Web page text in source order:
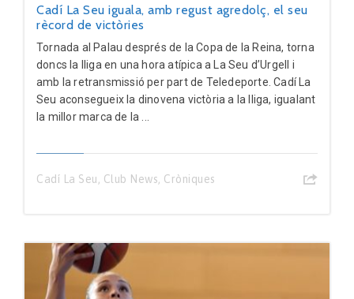
Cadí La Seu iguala, amb regust agredolç, el seu
rècord de victòries
Tornada al Palau després de la Copa de la Reina, torna
doncs la lliga en una hora atípica a La Seu d’Urgell i
amb la retransmissió per part de Teledeporte. Cadí La
Seu aconsegueix la dinovena victòria a la lliga, igualant
la millor marca de la ...
Cadí La Seu, Club News, Cròniques